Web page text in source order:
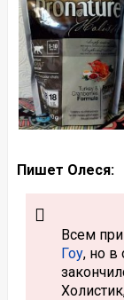
Пишет Олеся:
Всем
Гоу, но в